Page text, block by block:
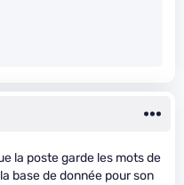
la poste garde les mots de
base de donnée pour son